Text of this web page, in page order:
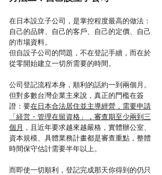
在日本設立子公司，是掌控程度最高的做法：
自己的品牌、自己的客戶、自己的定價、自己
的市場資料。
但自設子公司的問題，不在登記手續，而在於
從零開始建立一切所需要的時間。
公司登記流程本身，順利的話約一到兩個月。
但對多數台灣企業主來說，真正的門檻在簽
證：要在日本合法居住並主導經營，需要申請
「経営・管理在留資格」，審查期至少兩到三
個月 ，且近年要求越來越嚴格，實體辦公室、
資本規模、具體業務計畫都是審查重點，整體
時間保守估計需要半年以上。
而即使一切順利，登記完成那天你得到的仍只